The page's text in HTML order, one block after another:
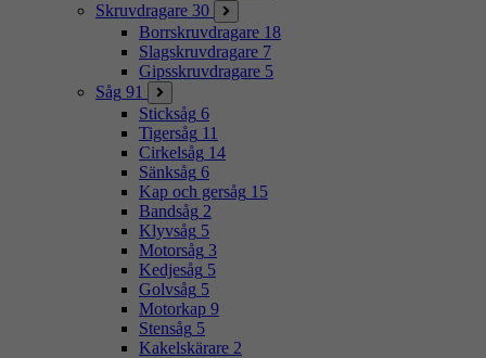
Skruvdragare 30
Borrskruvdragare 18
Slagskruvdragare 7
Gipsskruvdragare 5
Såg 91
Sticksåg 6
Tigersåg 11
Cirkelsåg 14
Sänksåg 6
Kap och gersåg 15
Bandsåg 2
Klyvsåg 5
Motorsåg 3
Kedjesåg 5
Golvsåg 5
Motorkap 9
Stensåg 5
Kakelskärare 2